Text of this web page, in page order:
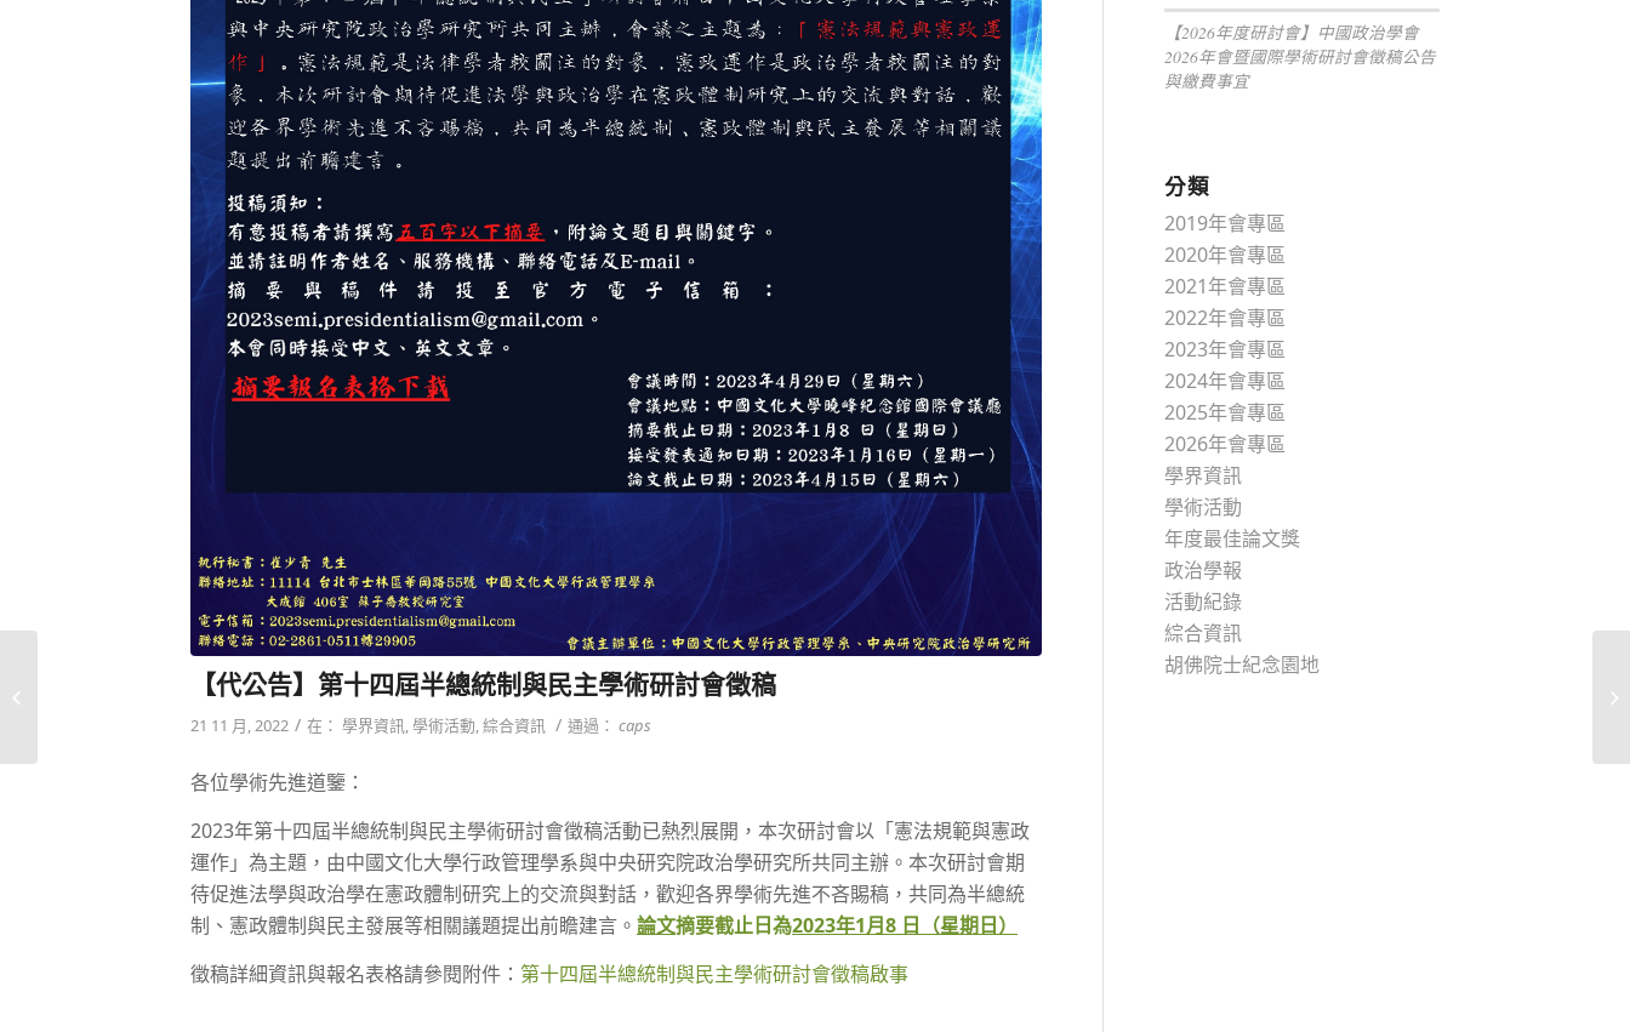
【代公告】第十四屆半總統制與民主學術研討會徵稿
21 11 月, 2022 / 在： 學界資訊,學術活動,綜合資訊 / 通過： caps
各位學術先進道鑒：
2023年第十四屆半總統制與民主學術研討會徵稿活動已熱烈展開，本次研討會以「憲法規範與憲政
運作」為主題，由中國文化大學行政管理學系與中央研究院政治學研究所共同主辦。本次研討會期
待促進法學與政治學在憲政體制研究上的交流與對話，歡迎各界學術先進不吝賜稿，共同為半總統
制、憲政體制與民主發展等相關議題提出前瞻建言。 論文摘要截止日為2023年1月8 日（星期日）
徵稿詳細資訊與報名表格請參閱附件： 第十四屆半總統制與民主學術研討會徵稿啟事
【2026年度研討會】中國政治學會
2026年會暨國際學術研討會徵稿公告
與繳費事宜
分類
2019年會專區
2020年會專區
2021年會專區
2022年會專區
2023年會專區
2024年會專區
2025年會專區
2026年會專區
學界資訊
學術活動
年度最佳論文獎
政治學報
活動紀錄
綜合資訊
胡佛院士紀念園地